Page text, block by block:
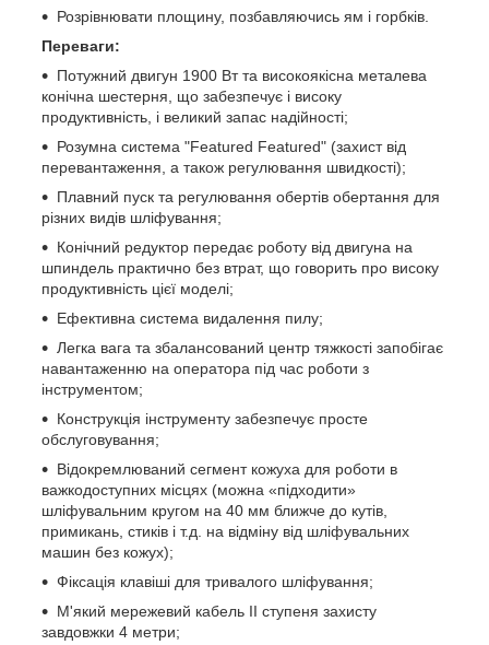
Розрівнювати площину, позбавляючись ям і горбків.
Переваги:
Потужний двигун 1900 Вт та високоякісна металева
конічна шестерня, що забезпечує і високу
продуктивність, і великий запас надійності;
Розумна система "Featured Featured" (захист від
перевантаження, а також регулювання швидкості);
Плавний пуск та регулювання обертів обертання для
різних видів шліфування;
Конічний редуктор передає роботу від двигуна на
шпиндель практично без втрат, що говорить про високу
продуктивність цієї моделі;
Ефективна система видалення пилу;
Легка вага та збалансований центр тяжкості запобігає
навантаженню на оператора під час роботи з
інструментом;
Конструкція інструменту забезпечує просте
обслуговування;
Відокремлюваний сегмент кожуха для роботи в
важкодоступних місцях (можна «підходити»
шліфувальним кругом на 40 мм ближче до кутів,
примикань, стиків і т.д. на відміну від шліфувальних
машин без кожух);
Фіксація клавіші для тривалого шліфування;
М'який мережевий кабель II ступеня захисту
завдовжки 4 метри;